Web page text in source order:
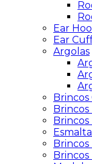
Ear
Ear
Argolas
Brincos
Brincos
Brincos
Brincos